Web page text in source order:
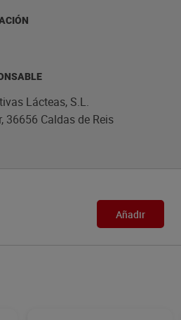
Lácteas, S.L.
36656 Caldas de Reis
Añadir